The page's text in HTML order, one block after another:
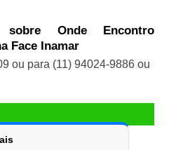
Onde Encontro
Face Inamar
ou para (11) 94024-9886ou